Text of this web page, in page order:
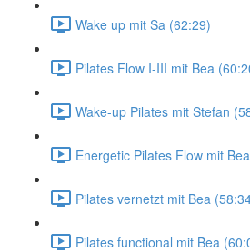
Wake up mit Sa (62:29)
Pilates Flow I-III mit Bea
Wake-up Pilates mit Stefan
Energetic Pilates Flow mit
Pilates vernetzt mit Bea
Pilates functional mit Bea